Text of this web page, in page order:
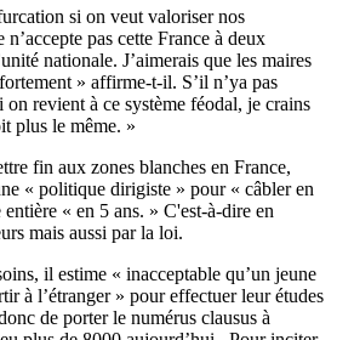
si on veut valoriser nos
pas cette France à deux
nationale. J’aimerais que les maires
» affirme-t-il. S’il n’ya pas
on revient à ce système féodal, je crains
plus le même. »
fin aux zones blanches en France,
« politique dirigiste » pour « câbler en
« en 5 ans. » C'est-à-dire en
mais aussi par la loi.
il estime « inacceptable qu’un jeune
à l’étranger » pour effectuer leur études
de porter le numérus clausus à